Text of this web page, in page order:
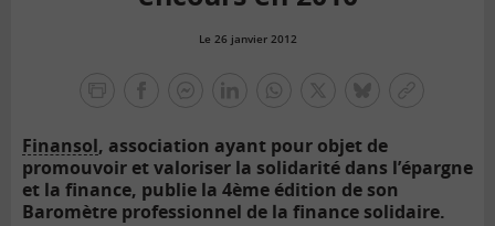
Le 26 janvier 2012
Finansol, association ayant pour objet de
promouvoir et valoriser la solidarité dans l’épargne
et la finance, publie la 4ème édition de son
Baromètre professionnel de la finance solidaire.